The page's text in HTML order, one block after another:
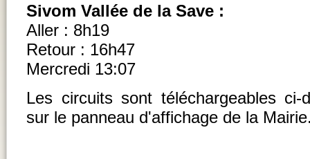
Sivom Vallée de la Save :
Aller : 8h19
Retour : 16h47
Mercredi 13:07
Les circuits sont téléchargeables
sur le panneau d'affichage de la